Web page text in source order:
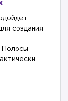
создания
Полосы